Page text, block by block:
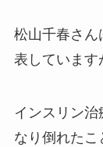
松山千春さん
表しています
インスリン
なり倒れたこ